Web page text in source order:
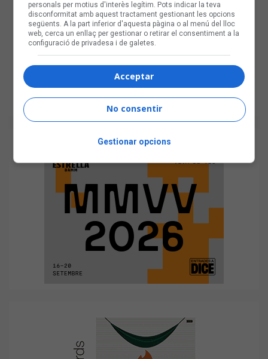
personals per motius d'interès legítim. Pots indicar la teva
disconformitat amb aquest tractament gestionant les opcions
següents. A la part inferior d'aquesta pàgina o al menú del lloc
web, cerca un enllaç per gestionar o retirar el consentiment a la
configuració de privadesa i de galetes.
Acceptar
No consentir
Gestionar opcions